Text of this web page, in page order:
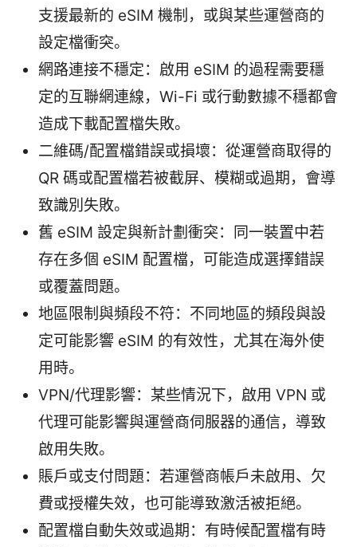
支援最新的 eSIM 機制，或與某些運營商的
設定檔衝突。
網路連接不穩定：啟用 eSIM 的過程需要穩
定的互聯網連線，Wi-Fi 或行動數據不穩都會
造成下載配置檔失敗。
二維碼/配置檔錯誤或損壞：從運營商取得的
QR 碼或配置檔若被截屏、模糊或過期，會導
致識別失敗。
舊 eSIM 設定與新計劃衝突：同一裝置中若
存在多個 eSIM 配置檔，可能造成選擇錯誤
或覆蓋問題。
地區限制與頻段不符：不同地區的頻段與設
定可能影響 eSIM 的有效性，尤其在海外使
用時。
VPN/代理影響：某些情況下，啟用 VPN 或
代理可能影響與運營商伺服器的通信，導致
啟用失敗。
賬戶或支付問題：若運營商帳戶未啟用、欠
費或授權失效，也可能導致激活被拒絕。
配置檔自動失效或過期：有時候配置檔有時